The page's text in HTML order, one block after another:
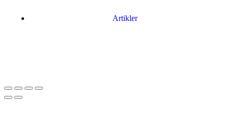
Artikler